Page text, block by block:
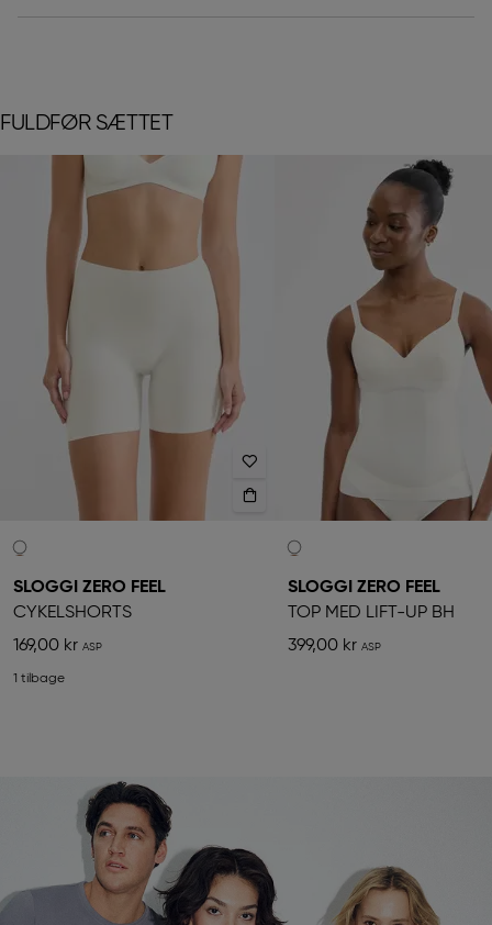
FULDFØR SÆTTET
SLOGGI ZERO FEEL
CYKELSHORTS
169,00 kr
1 tilbage
SLOGGI ZERO FEEL
TOP MED LIFT-UP BH
399,00 kr